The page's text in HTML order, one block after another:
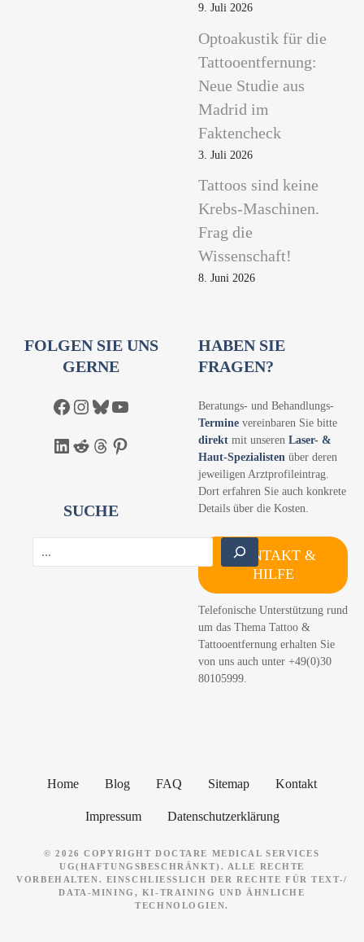
9. Juli 2026
Optoakustik für die
Tattooentfernung:
Neue Studie aus
Madrid im
Faktencheck
3. Juli 2026
Tattoos sind keine
Krebs-Maschinen.
Frag die
Wissenschaft!
8. Juni 2026
FOLGEN SIE UNS
GERNE
Facebook Instagram Bluesky YouTube
LinkedIn Reddit Threads Pinterest
SUCHE
HABEN SIE
FRAGEN?
Beratungs- und Behandlungs-
Termine vereinbaren Sie bitte
direkt mit unseren Laser- &
Haut-Spezialisten über deren
jeweiligen Arztprofileintrag.
Dort erfahren Sie auch konkrete
Details über die Kosten.
KONTAKT &
HILFE
Telefonische Unterstützung rund
um das Thema Tattoo &
Tattooentfernung erhalten Sie
von uns auch unter +49(0)30
80105999.
Home Blog FAQ Sitemap Kontakt
Impressum Datenschutzerklärung
© 2026 COPYRIGHT DOCTARE MEDICAL SERVICES
UG(HAFTUNGSBESCHRÄNKT). ALLE RECHTE
VORBEHALTEN. EINSCHLIESSLICH DER RECHTE FÜR TEXT-/ D
ATA-MINING, KI-TRAINING UND ÄHNLICHE T
ECHNOLOGIEN.